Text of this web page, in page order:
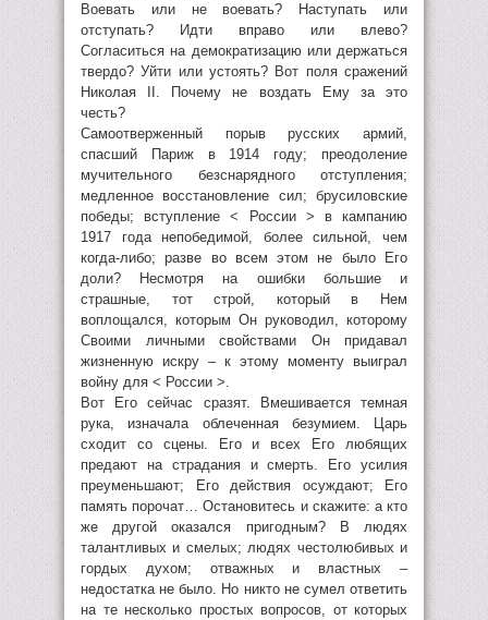
Воевать или не воевать? Наступать или
отступать? Идти вправо или влево?
Согласиться на демократизацию или держаться
твердо? Уйти или устоять? Вот поля сражений
Николая II. Почему не воздать Ему за это
честь?
Самоотверженный порыв русских армий,
спасший Париж в 1914 году; преодоление
мучительного безснарядного отступления;
медленное восстановление сил; брусиловские
победы; вступление < России > в кампанию
1917 года непобедимой, более сильной, чем
когда-либо; разве во всем этом не было Его
доли? Несмотря на ошибки большие и
страшные, тот строй, который в Нем
воплощался, которым Он руководил, которому
Своими личными свойствами Он придавал
жизненную искру – к этому моменту выиграл
войну для < России >.
Вот Его сейчас сразят. Вмешивается темная
рука, изначала облеченная безумием. Царь
сходит со сцены. Его и всех Его любящих
предают на страдания и смерть. Его усилия
преуменьшают; Его действия осуждают; Его
память порочат… Остановитесь и скажите: а кто
же другой оказался пригодным? В людях
талантливых и смелых; людях честолюбивых и
гордых духом; отважных и властных –
недостатка не было. Но никто не сумел ответить
на те несколько простых вопросов, от которых